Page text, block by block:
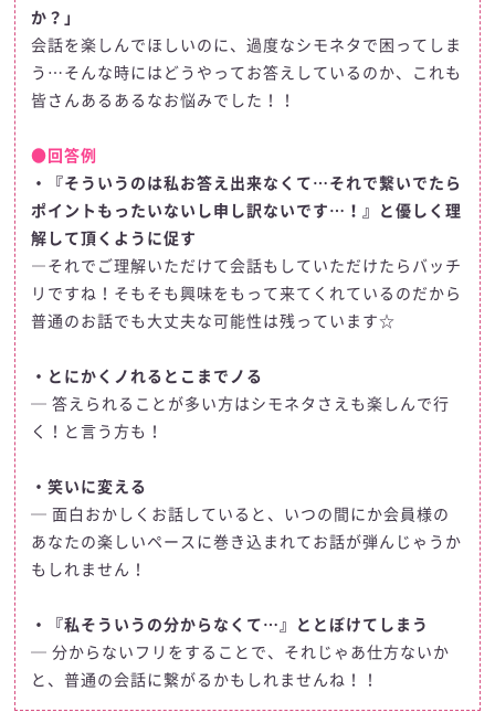
か？」
会話を楽しんでほしいのに、過度なシモネタで困ってしま
う…そんな時にはどうやってお答えしているのか、これも
皆さんあるあるなお悩みでした！！
●回答例
・『そういうのは私お答え出来なくて…それで繋いでたら
ポイントもったいないし申し訳ないです…！』と優しく理
解して頂くように促す
―それでご理解いただけて会話もしていただけたらバッチ
リですね！そもそも興味をもって来てくれているのだから
普通のお話でも大丈夫な可能性は残っています☆
・とにかくノれるとこまでノる
─ 答えられることが多い方はシモネタさえも楽しんで行
く！と言う方も！
・笑いに変える
─ 面白おかしくお話していると、いつの間にか会員様の
あなたの楽しいペースに巻き込まれてお話が弾んじゃうか
もしれません！
・『私そういうの分からなくて…』ととぼけてしまう
─ 分からないフリをすることで、それじゃあ仕方ないか
と、普通の会話に繋がるかもしれませんね！！